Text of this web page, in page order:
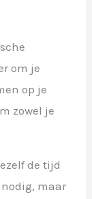
om je
op je
zowel je
de tijd
maar